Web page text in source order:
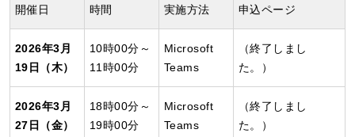
開催日 時間 実施方法 申込ページ
2026年3月
19日（木）
10時00分～
11時00分
Microsoft
Teams
（終了しまし
た。）
2026年3月
27日（金）
18時00分～
19時00分
Microsoft
Teams
（終了しまし
た。）